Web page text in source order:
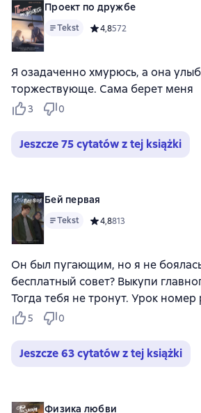
Проект по дружбе
Tekst Средний рейтинг 4,8 на
4,8572
Я озадаченно хмурюсь, а она
торжествующе. Сама берет меня
3 0
Jeszcze 75 cytatów z tej książki
Бей первая
Tekst Средний рейтинг 4,8 на
4,8813
Он был пугающим, но я не
бесплатный совет? Выкупи
Тогда тебя не тронут. Урок номер
5 0
Jeszcze 63 cytatów z tej książki
Физика любви